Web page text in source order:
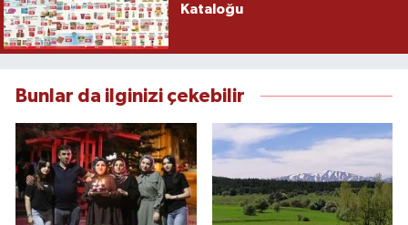
Kataloğu
Bunlar da ilginizi çekebilir